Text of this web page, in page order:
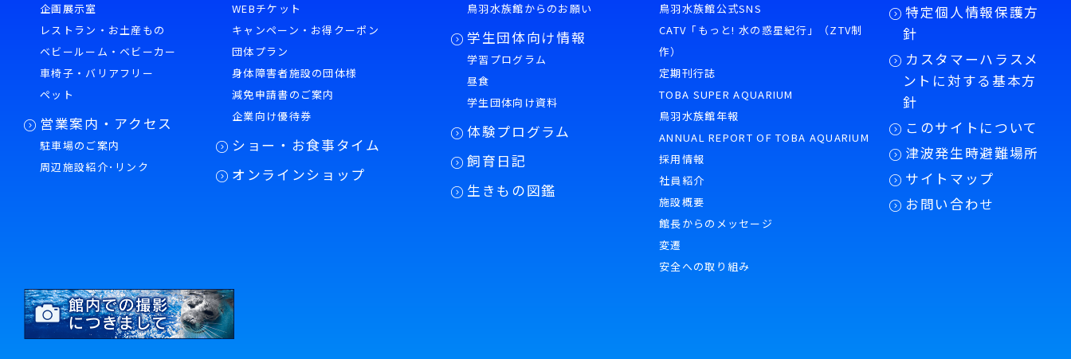
企画展示室
レストラン・お土産もの
ベビールーム・ベビーカー
車椅子・バリアフリー
ペット
営業案内・アクセス
駐車場のご案内
周辺施設紹介･リンク
WEBチケット
キャンペーン・お得クーポン
団体プラン
身体障害者施設の団体様
減免申請書のご案内
企業向け優待券
ショー・お食事タイム
オンラインショップ
鳥羽水族館からのお願い
学生団体向け情報
学習プログラム
昼食
学生団体向け資料
体験プログラム
飼育日記
生きもの図鑑
鳥羽水族館公式SNS
CATV「もっと! 水の惑星紀行」（ZTV制
作）
定期刊行誌
TOBA SUPER AQUARIUM
鳥羽水族館年報
ANNUAL REPORT OF TOBA AQUARIUM
採用情報
社員紹介
施設概要
館長からのメッセージ
変遷
安全への取り組み
特定個人情報保護方
針
カスタマーハラスメ
ントに対する基本方
針
このサイトについて
津波発生時避難場所
サイトマップ
お問い合わせ